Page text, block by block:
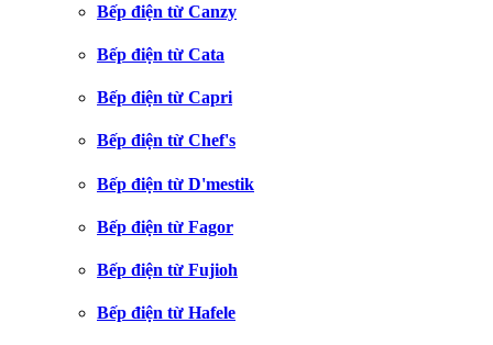
Bếp điện từ Canzy
Bếp điện từ Cata
Bếp điện từ Capri
Bếp điện từ Chef's
Bếp điện từ D'mestik
Bếp điện từ Fagor
Bếp điện từ Fujioh
Bếp điện từ Hafele